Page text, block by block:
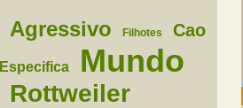
Agressivo Filhotes Cao
Especifica Mundo
Rottweiler